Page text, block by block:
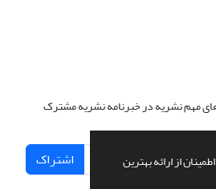
از ارائه بهترین
های مهم نشریه در خبرنامه نشریه مشترک
اشتراک